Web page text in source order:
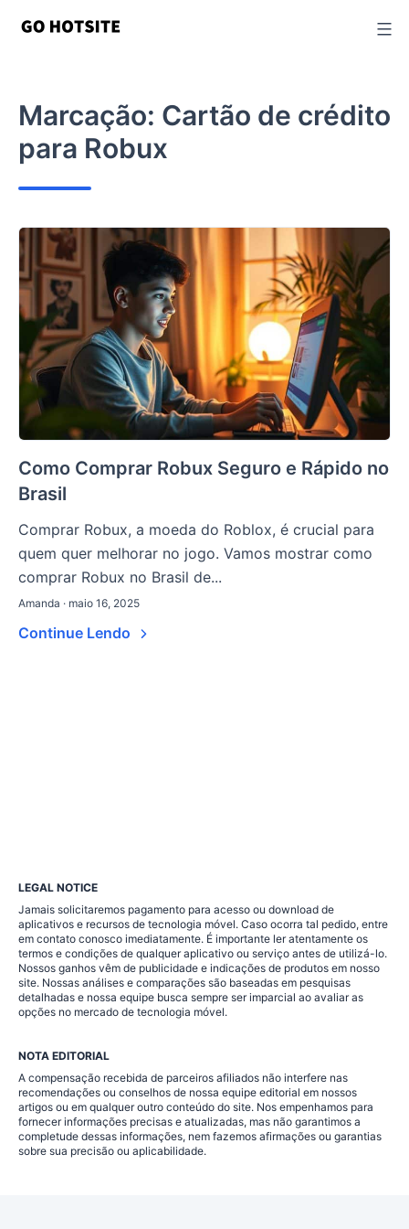
Marcação: Cartão de crédito
para Robux
Como Comprar Robux Seguro e Rápido no
Brasil
Comprar Robux, a moeda do Roblox, é crucial para
quem quer melhorar no jogo. Vamos mostrar como
comprar Robux no Brasil de...
Amanda · maio 16, 2025
Continue Lendo
LEGAL NOTICE
Jamais solicitaremos pagamento para acesso ou download de
aplicativos e recursos de tecnologia móvel. Caso ocorra tal pedido, entre
em contato conosco imediatamente. É importante ler atentamente os
termos e condições de qualquer aplicativo ou serviço antes de utilizá-lo.
Nossos ganhos vêm de publicidade e indicações de produtos em nosso
site. Nossas análises e comparações são baseadas em pesquisas
detalhadas e nossa equipe busca sempre ser imparcial ao avaliar as
opções no mercado de tecnologia móvel.
NOTA EDITORIAL
A compensação recebida de parceiros afiliados não interfere nas
recomendações ou conselhos de nossa equipe editorial em nossos
artigos ou em qualquer outro conteúdo do site. Nos empenhamos para
fornecer informações precisas e atualizadas, mas não garantimos a
completude dessas informações, nem fazemos afirmações ou garantias
sobre sua precisão ou aplicabilidade.